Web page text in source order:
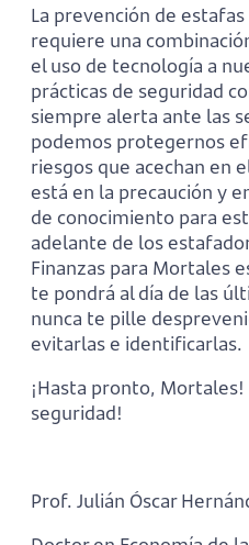
La prevención de
requiere una
el uso de tecnología a
prácticas de seguridad
siempre alerta ante las
podemos protegernos
riesgos que acechan en
está en la precaución y
de conocimiento para
adelante de los
Finanzas para Mortales
te pondrá al día de las
nunca te pille
evitarlas e identificarlas.
¡Hasta pronto, Mortales!
seguridad!
Prof. Julián Óscar